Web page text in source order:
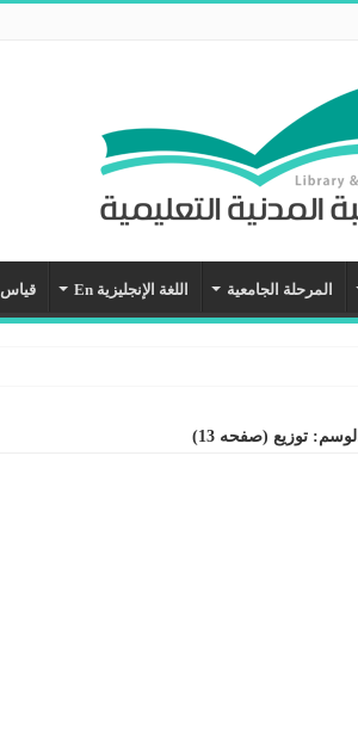
المرحلة الجامعية اللغة الإنجليزية En قياس
الوسم: توزيع (صفحه 13)